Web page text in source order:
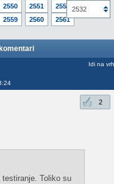
2550 2551
2552
2559 2560
2561
2532
Idi na vrh
2
testiranje. Toliko su